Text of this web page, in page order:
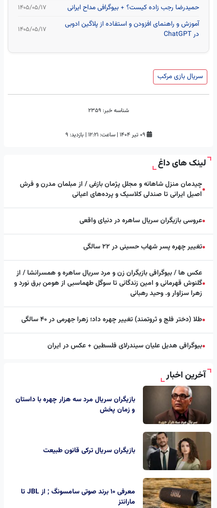
حمیدرضا رجب‌ زاده کیست؟ + بیوگرافی مداح ایرانی ۱۴۰۵/۰۵/۱۷
آموزش و راهنمای افزودن و استفاده از پلاگین ادوبی
در ChatGPT
۱۴۰۵/۰۵/۱۷
سریال بازی مرکب
شناسه خبر:
| ساعت: ۱۲:۲۱ | بازدید: 9
لینک های داغ
●چیدمان منزل شاهانه و مجلل پژمان بازغی / از مبلمان مدرن و فرش
اصیل ایرانی تا صندلی کلاسیک و پرده‌های اعیانی
●عروسی بازیگران سریال ساهره در دنیای واقعی
●تغییر چهره پسر شهاب حسینی در ۲۲ سالگی
●
عکس ها / بیوگرافی بازیگران زن و مرد سریال ساهره و همسرانشا / از
گلنوش قهرمانی و امین زندگانی تا سوگل طهماسبی از هومن برق نورد و
زهرا سزاوار و. وحید رهبانی
●طلا (دختر فلج و ثروتمند) تغییر چهره داد؛ زهرا جهرمی در ۴۰ سالگی
●بیوگرافی هدیل علیان سیندرلای فلسطین + عکس در ایران
آخرین اخبار
بازیگران سریال مرد سه هزار چهره با داستان
و زمان پخش
بازیگران سریال ترکی قانون طبیعت
معرفی 10 برند صوتی سامسونگ ; از JBL تا
مارانتز